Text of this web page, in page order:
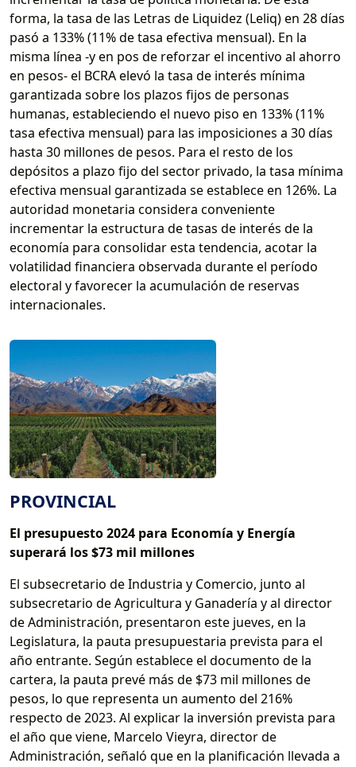
forma, la tasa de las Letras de Liquidez (Leliq) en 28 días
pasó a 133% (11% de tasa efectiva mensual). En la
misma línea -y en pos de reforzar el incentivo al ahorro
en pesos- el BCRA elevó la tasa de interés mínima
garantizada sobre los plazos fijos de personas
humanas, estableciendo el nuevo piso en 133% (11%
tasa efectiva mensual) para las imposiciones a 30 días
hasta 30 millones de pesos. Para el resto de los
depósitos a plazo fijo del sector privado, la tasa mínima
efectiva mensual garantizada se establece en 126%. La
autoridad monetaria considera conveniente
incrementar la estructura de tasas de interés de la
economía para consolidar esta tendencia, acotar la
volatilidad financiera observada durante el período
electoral y favorecer la acumulación de reservas
internacionales.
PROVINCIAL
El presupuesto 2024 para Economía y Energía
superará los $73 mil millones
El subsecretario de Industria y Comercio, junto al
subsecretario de Agricultura y Ganadería y al director
de Administración, presentaron este jueves, en la
Legislatura, la pauta presupuestaria prevista para el
año entrante. Según establece el documento de la
cartera, la pauta prevé más de $73 mil millones de
pesos, lo que representa un aumento del 216%
respecto de 2023. Al explicar la inversión prevista para
el año que viene, Marcelo Vieyra, director de
Administración, señaló que en la planificación llevada a